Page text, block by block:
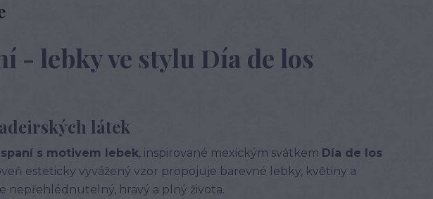
- lebky ve stylu Día de los
látek
s motivem lebek, inspirované mexickým svátkem Día de los
esteticky vyvážený vzor propojuje barevné lebky, květiny a
nepřehlédnutelný, hravý a plný života.